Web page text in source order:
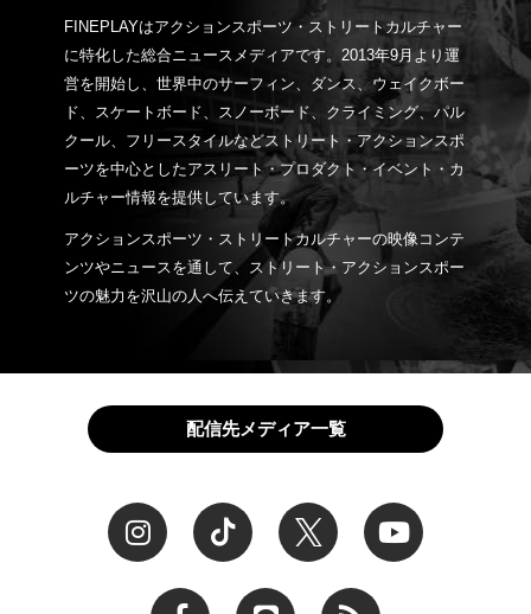
FINEPLAYはアクションスポーツ・ストリートカルチャー
に特化した総合ニュースメディアです。2013年9月より運
営を開始し、世界中のサーフィン、ダンス、ウェイクボー
ド、スケートボード、スノーボード、クライミング、パル
クール、フリースタイルなどストリート・アクションスポ
ーツを中心としたアスリート・プロダクト・イベント・カ
ルチャー情報を提供しています。
アクションスポーツ・ストリートカルチャーの映像コンテ
ンツやニュースを通して、ストリート・アクションスポー
ツの魅力を沢山の人へ伝えていきます。
配信先メディア一覧